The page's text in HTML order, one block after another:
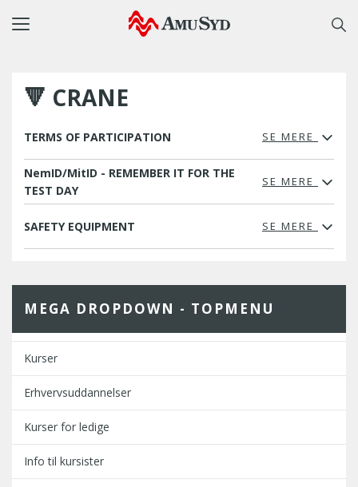
Toggle
🔻 CRANE
TERMS OF PARTICIPATION SE MERE
NemID/MitID - REMEMBER IT FOR THE
TEST DAY
SE MERE
SAFETY EQUIPMENT SE MERE
MEGA DROPDOWN - TOPMENU
Kurser
Erhvervsuddannelser
Kurser for ledige
Info til kursister